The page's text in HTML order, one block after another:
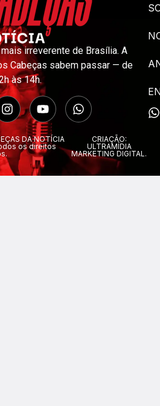
irreverente de Brasília. A
Cabeças sabem passar — de
às 14h.
DA NOTÍCIA
os direitos
CRIAÇÃO:
ULTRAMÍDIA
MARKETING DIGITAL.